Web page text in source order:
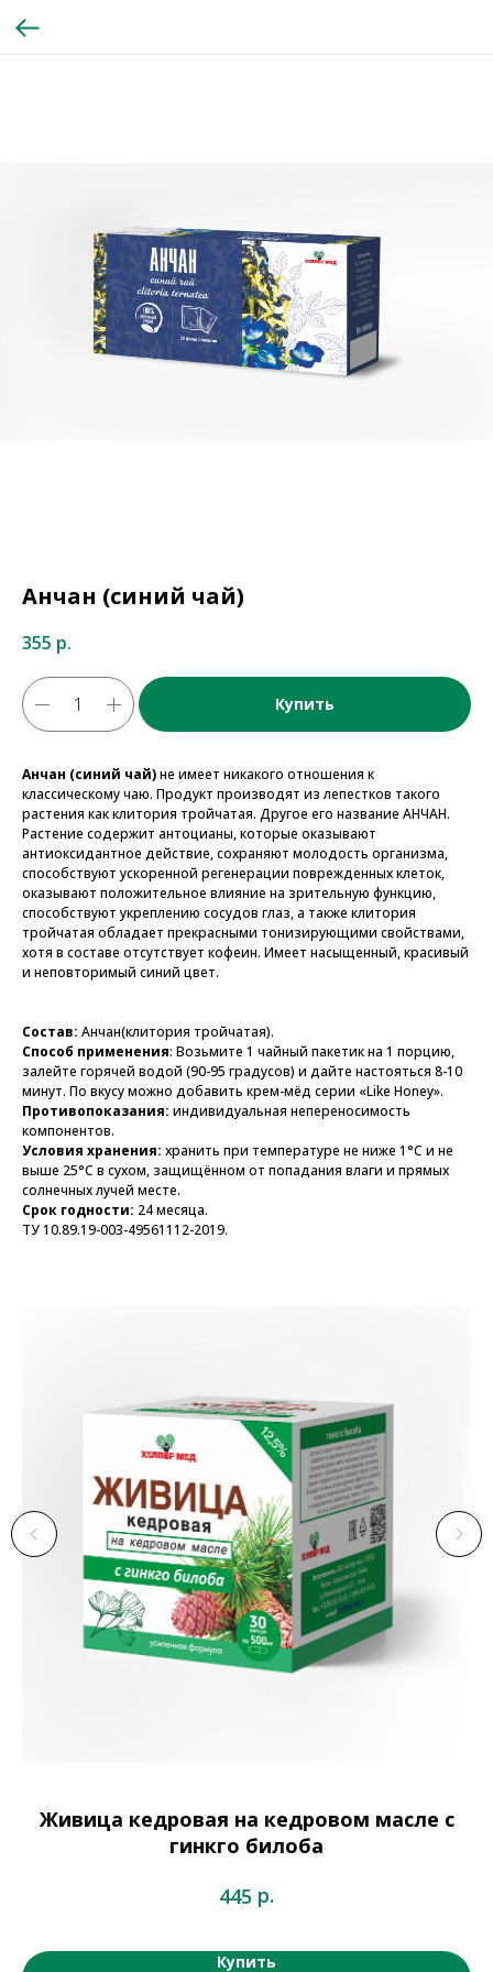
Анчан (синий чай)
355 р.
Купить
Анчан (синий чай)не имеет никакого отношения к
классическому чаю. Продукт производят из лепестков такого
растения как клитория тройчатая. Другое его название АНЧАН.
Растение содержит антоцианы, которые оказывают
антиоксидантное действие, сохраняют молодость организма,
способствуют ускоренной регенерации поврежденных клеток,
оказывают положительное влияние на зрительную функцию,
способствуют укреплению сосудов глаз, а также клитория
тройчатая обладает прекрасными тонизирующими свойствами,
хотя в составе отсутствует кофеин. Имеет насыщенный, красивый
и неповторимый синий цвет.
Состав: Анчан(клитория тройчатая).
Способ применения: Возьмите 1 чайный пакетик на 1 порцию,
залейте горячей водой (90-95 градусов) и дайте настояться 8-10
минут. По вкусу можно добавить крем-мёд серии «Like Honey».
Противопоказания: индивидуальная непереносимость
компонентов.
Условия хранения: хранить при температуре не ниже 1°С и не
выше 25°C в сухом, защищённом от попадания влаги и прямых
солнечных лучей месте.
Срок годности: 24 месяца.
ТУ 10.89.19-003-49561112-2019.
Живица кедровая на кедровом масле с
гинкго билоба
445 р.
Купить